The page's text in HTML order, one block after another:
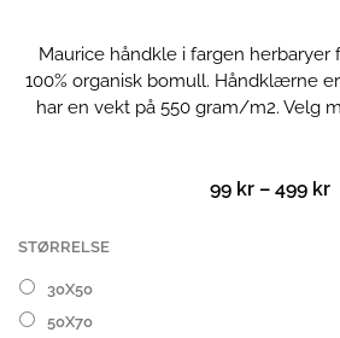
Maurice håndkle i fargen herbaryer
100% organisk bomull. Håndklærne er
har en vekt på 550 gram/m2. Velg
99 kr – 499 kr
STØRRELSE
30X50
50X70
Maurice
|
Herbary